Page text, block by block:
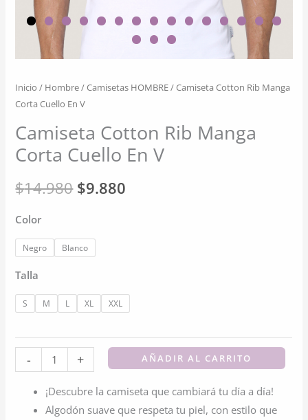
Inicio / Hombre/Camisetas HOMBRE/ Camiseta Cotton Rib Manga
Corta Cuello En V
Camiseta Cotton Rib Manga
Corta Cuello En V
$14.980 El
original
$14.980.
$9.880
$9.880.
Color
Negro Blanco
Talla
S M L XL XXL
-
Camiseta
Cotton
Manga
+ AÑADIR AL CARRITO
¡Descubre la camiseta que cambiará tu día a día!
Algodón suave que respeta tu piel, con estilo que